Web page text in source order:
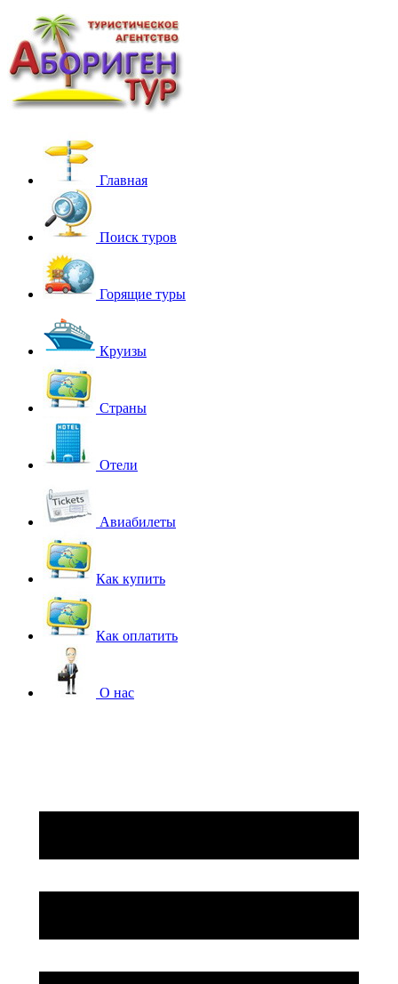
Главная
Поиск туров
Горящие туры
Круизы
Страны
Отели
Авиабилеты
Как купить
Как оплатить
О нас